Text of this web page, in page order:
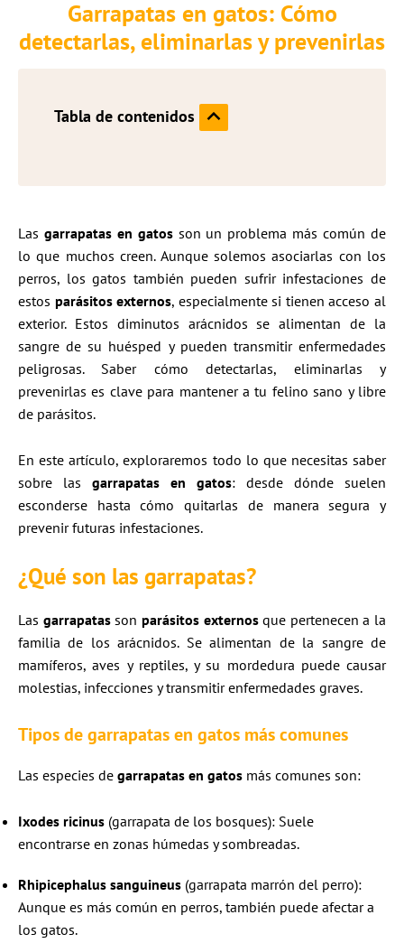
Garrapatas en gatos: Cómo
detectarlas, eliminarlas y prevenirlas
Tabla de contenidos
Las garrapatas en gatosson un problema más común de
lo que muchos creen. Aunque solemos asociarlas con los
perros, los gatos también pueden sufrir infestaciones de
estos parásitos externos, especialmente si tienen acceso al
exterior. Estos diminutos arácnidos se alimentan de la
sangre de su huésped y pueden transmitir enfermedades
peligrosas. Saber cómo detectarlas, eliminarlas y
prevenirlas es clave para mantener a tu felino sano y libre
de parásitos.
En este artículo, exploraremos todo lo que necesitas saber
sobre las garrapatas en gatos: desde dónde suelen
esconderse hasta cómo quitarlas de manera segura y
prevenir futuras infestaciones.
¿Qué son las garrapatas?
Las garrapatasson parásitos externosque pertenecen a la
familia de los arácnidos. Se alimentan de la sangre de
mamíferos, aves y reptiles, y su mordedura puede causar
molestias, infecciones y transmitir enfermedades graves.
Tipos degarrapatas en gatos más comunes
Las especies de garrapatas en gatos más comunes son:
Ixodes ricinus (garrapata de los bosques): Suele
encontrarse en zonas húmedas y sombreadas.
Rhipicephalus sanguineus (garrapata marrón del perro):
Aunque es más común en perros, también puede afectar a
los gatos.